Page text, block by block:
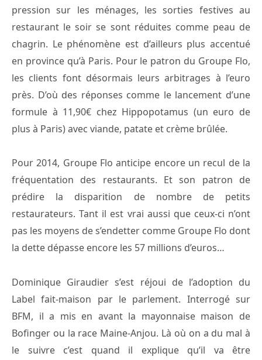
pression sur les ménages, les sorties festives au
restaurant le soir se sont réduites comme peau de
chagrin. Le phénomène est d’ailleurs plus accentué
en province qu’à Paris. Pour le patron du Groupe Flo,
les clients font désormais leurs arbitrages à l’euro
près. D’où des réponses comme le lancement d’une
formule à 11,90€ chez Hippopotamus (un euro de
plus à Paris) avec viande, patate et crème brûlée.
Pour 2014, Groupe Flo anticipe encore un recul de la
fréquentation des restaurants. Et son patron de
prédire la disparition de nombre de petits
restaurateurs. Tant il est vrai aussi que ceux-ci n’ont
pas les moyens de s’endetter comme Groupe Flo dont
la dette dépasse encore les 57 millions d’euros…
Dominique Giraudier s’est réjoui de l’adoption du
Label fait-maison par le parlement. Interrogé sur
BFM, il a mis en avant la mayonnaise maison de
Bofinger ou la race Maine-Anjou. Là où on a du mal à
le suivre c’est quand il explique qu’il va être